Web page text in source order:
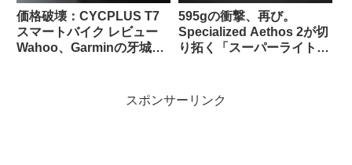
価格破壊：CYCPLUS T7
スマートバイク レビュー
Wahoo、Garminの牙城を
595gの衝撃、再び。
Specialized Aethos 2が切
り拓く「スーパーライト・
スポンサーリンク